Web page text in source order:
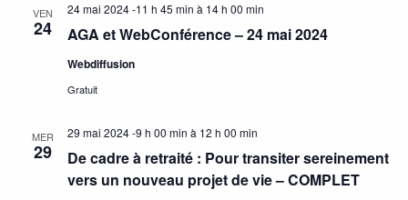
VEN
24 AGA et WebConférence – 24 mai 2024
24 mai 2024 -11 h 45 min à 14 h 00 min
Webdiffusion
Gratuit
MER
29
De cadre à retraité : Pour transiter sereinement
vers un nouveau projet de vie – COMPLET
29 mai 2024 -9 h 00 min à 12 h 00 min